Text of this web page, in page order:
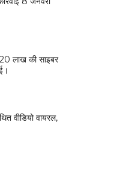
लाख की साइबर
वीडियो वायरल,